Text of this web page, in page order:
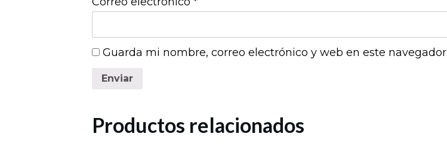
Guarda mi nombre, correo electrónico y web en este
Enviar
Productos relacionados